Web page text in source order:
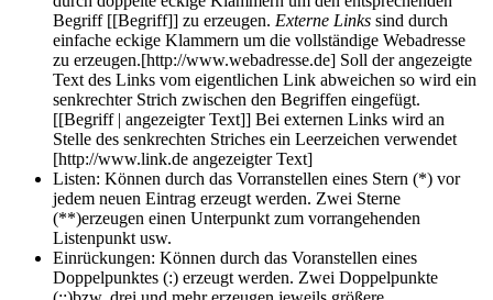
Begriff [[Begriff]] zu erzeugen. Externe Links sind durch
einfache eckige Klammern um die vollständige Webadresse
zu erzeugen.[http://www.webadresse.de] Soll der angezeigte
Text des Links vom eigentlichen Link abweichen so wird ein
senkrechter Strich zwischen den Begriffen eingefügt.
[[Begriff | angezeigter Text]] Bei externen Links wird an
Stelle des senkrechten Striches ein Leerzeichen verwendet
[http://www.link.de angezeigter Text]
Listen: Können durch das Vorranstellen eines Stern (*) vor
jedem neuen Eintrag erzeugt werden. Zwei Sterne
(**)erzeugen einen Unterpunkt zum vorrangehenden
Listenpunkt usw.
Einrückungen: Können durch das Voranstellen eines
Doppelpunktes (:) erzeugt werden. Zwei Doppelpunkte